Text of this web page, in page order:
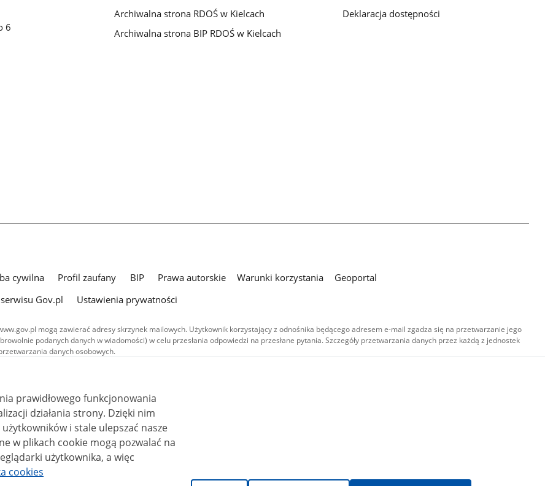
6
Archiwalna strona RDOŚ w Kielcach
Archiwalna strona BIP RDOŚ w Kielcach
Deklaracja dostępności
cywilna Profil zaufany BIP Prawa autorskie Warunki korzystania
Geoportal
Gov.pl
Ustawienia prywatności
mogą zawierać adresy skrzynek mailowych. Użytkownik korzystający z odnośnika będącego adresem e-mail zgadza się na przetwarzanie jego
podanych danych w wiadomości) w celu przesłania odpowiedzi na przesłane pytania. Szczegóły przetwarzania danych przez każdą z jednostek
danych osobowych.
publikowane w serwisie (z wyłączeniem treści audiowizualnych), są
licencji typu Creative Commons: uznanie autorstwa - na tych samych
(CC BY-SA 4.0). Materiały audiowizualne, w tym zdjęcia, materiały audio i wideo,
na licencji typu Creative Commons: uznanie autorstwa użycie niekomercyjne -
4.0 (CC BY-NC-ND 4.0), o ile nie jest to stwierdzone inaczej.
prawidłowego funkcjonowania
strony. Dzięki nim
i stale ulepszać nasze
użytkownika, a więc
cookies